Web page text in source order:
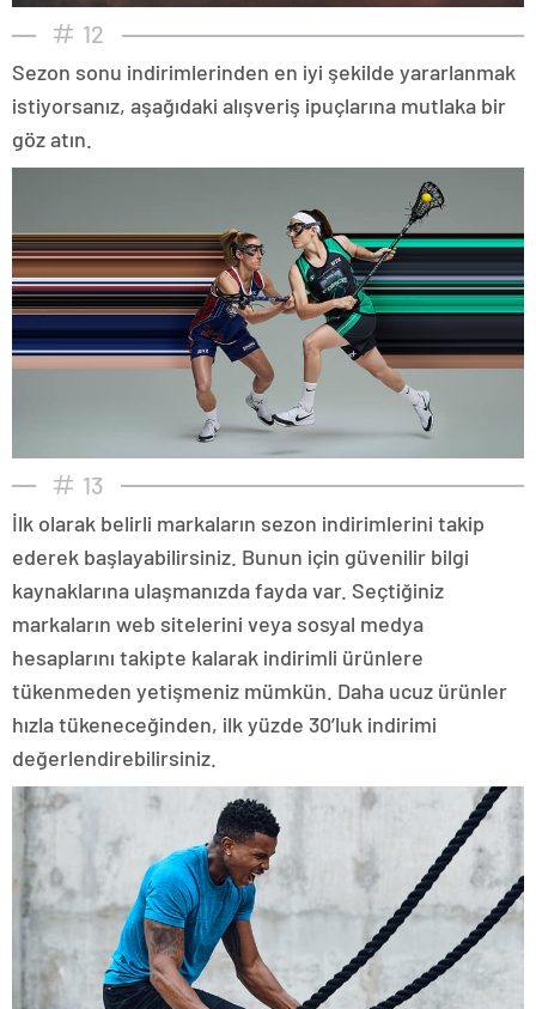
12
Sezon sonu indirimlerinden en iyi şekilde yararlanmak
istiyorsanız, aşağıdaki alışveriş ipuçlarına mutlaka bir
göz atın.
13
İlk olarak belirli markaların sezon indirimlerini takip
ederek başlayabilirsiniz. Bunun için güvenilir bilgi
kaynaklarına ulaşmanızda fayda var. Seçtiğiniz
markaların web sitelerini veya sosyal medya
hesaplarını takipte kalarak indirimli ürünlere
tükenmeden yetişmeniz mümkün. Daha ucuz ürünler
hızla tükeneceğinden, ilk yüzde 30’luk indirimi
değerlendirebilirsiniz.